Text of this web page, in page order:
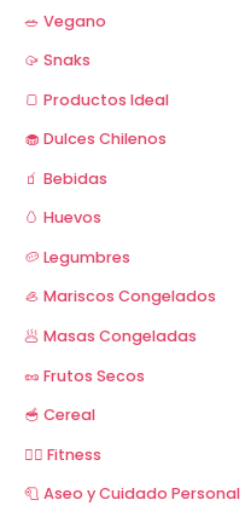
🥗 Vegano
🥠 Snaks
🍞 Productos Ideal
🧁 Dulces Chilenos
🧃 Bebidas
🥚 Huevos
🥔 Legumbres
🦪 Mariscos Congelados
🥟 Masas Congeladas
🥜 Frutos Secos
🥣 Cereal
🏋️‍♂️ Fitness
🧻 Aseo y Cuidado Personal